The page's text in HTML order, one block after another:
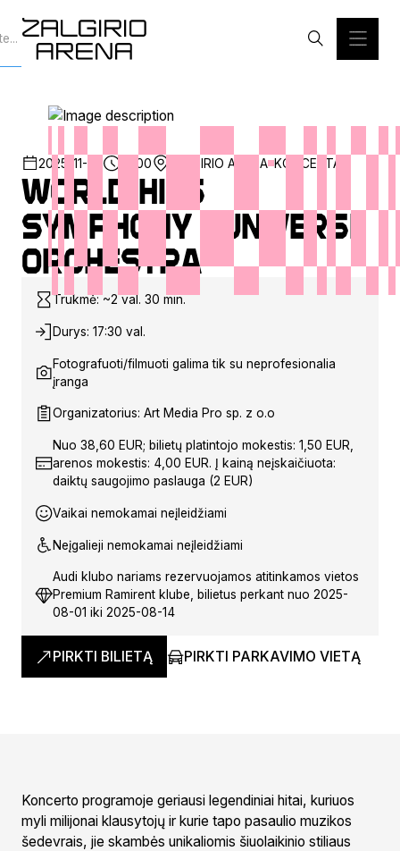
2025-11-26 19:00 ŽALGIRIO ARENA KONCERTAS
World Hits
Symphony | Universe
Orchestra
Trukmė: ~2 val. 30 min.
Durys: 17:30 val.
Fotografuoti/filmuoti galima tik su neprofesionalia
įranga
Organizatorius: Art Media Pro sp. z o.o
Nuo 38,60 EUR; bilietų platintojo mokestis: 1,50 EUR,
arenos mokestis: 4,00 EUR. Į kainą neįskaičiuota:
daiktų saugojimo paslauga (2 EUR)
Vaikai nemokamai neįleidžiami
Neįgalieji nemokamai neįleidžiami
Audi klubo nariams rezervuojamos atitinkamos vietos
Premium Ramirent klube, bilietus perkant nuo 2025-
08-01 iki 2025-08-14
PIRKTI BILIETĄ PIRKTI PARKAVIMO VIETĄ
Koncerto programoje geriausi legendiniai hitai, kuriuos
myli milijonai klausytojų ir kurie tapo pasaulio muzikos
šedevrais, jie skambės unikaliomis šiuolaikinio stiliaus